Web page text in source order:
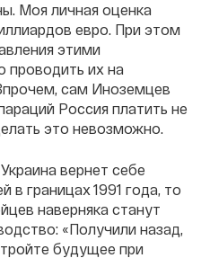
Моя личная оценка
евро. При этом
этими
проводить их на
сам Иноземцев
Россия платить не
это невозможно.
вернет себе
в границах 1991 года, то
наверняка станут
«Получили назад,
будущее при